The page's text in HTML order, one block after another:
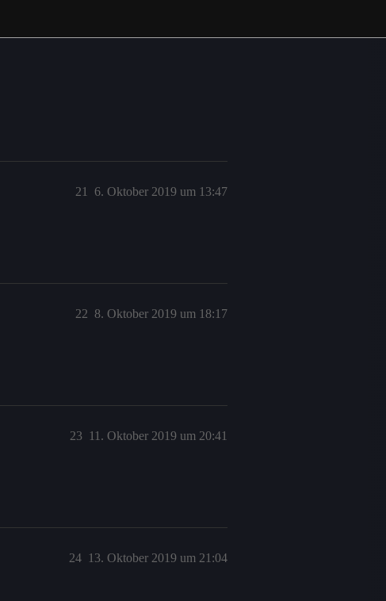
6. Oktober 2019 um 13:47
21
8. Oktober 2019 um 18:17
22
11. Oktober 2019 um 20:41
23
13. Oktober 2019 um 21:04
24